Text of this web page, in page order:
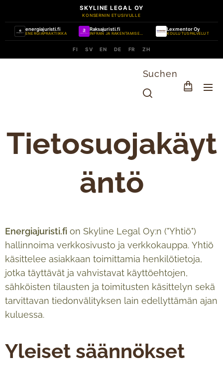
SKYLINE LEGAL OY
KONSERNIN ETUSIVULLE
energiajuristi.fi
ENERGIAPRAKTIIKKA
Raksajuristi.fi
INFRAN JA RAKENTAMISEN PRAKTIIKKA
Lexmentor Oy
KOULUTUSPALVELUT
FI SV EN DE FR ZH
Suchen
Tietosuojakäyt
äntö
Energiajuristi.fi on Skyline Legal Oy:n ("Yhtiö")
hallinnoima verkkosivusto ja verkkokauppa. Yhtiö
käsittelee asiakkaan toimittamia henkilötietoja,
jotka täyttävät ja vahvistavat käyttöehtojen,
sähköisten tilausten ja toimitusten käsittelyn sekä
tarvittavan tiedonvälityksen lain edellyttämän ajan
kuluessa.
Yleiset säännökset